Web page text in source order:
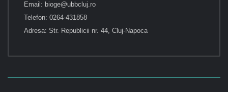
Email: bioge@ubbcluj.ro
Telefon: 0264-431858
Adresa: Str. Republicii nr. 44, Cluj-Napoca